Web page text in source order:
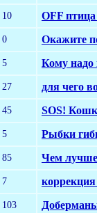
10 OFF
0 Окажите
5 Кому надо
27 для чего
45 SOS!
5 Рыбки
85 Чем лучше
7 коррекция
103